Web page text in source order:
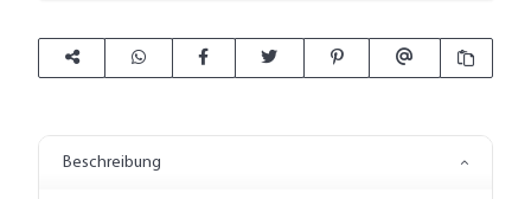
Beschreibung